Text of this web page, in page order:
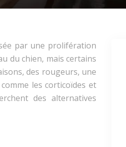
par une prolifération
du chien, mais certains
des rougeurs, une
les corticoïdes et
des alternatives